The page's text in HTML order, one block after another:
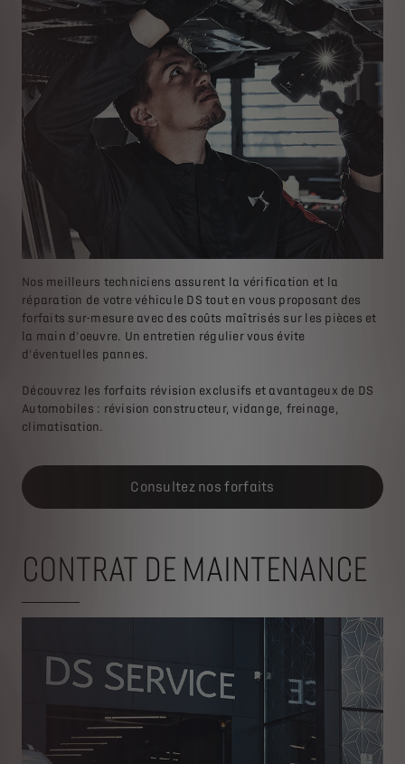
Nos meilleurs techniciens assurent la vérification et la
réparation de votre véhicule DS tout en vous proposant des
forfaits sur-mesure avec des coûts maîtrisés sur les pièces et
la main d'oeuvre. Un entretien régulier vous évite
d'éventuelles pannes.
Découvrez les forfaits révision exclusifs et avantageux de DS
Automobiles : révision constructeur, vidange, freinage,
climatisation.
Consultez nos forfaits
CONTRAT DE MAINTENANCE